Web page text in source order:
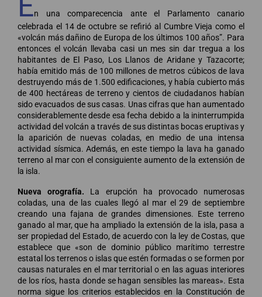
n una comparecencia ante el Parlamento canario
celebrada el 14 de octubre se refirió al Cumbre Vieja como el
«volcán más dañino de Europa de los últimos 100 años”. Para
entonces el volcán llevaba casi un mes sin dar tregua a los
habitantes de El Paso, Los Llanos de Aridane y Tazacorte;
había emitido más de 100 millones de metros cúbicos de lava
destruyendo más de 1.500 edificaciones, y había cubierto más
de 400 hectáreas de terreno y cientos de ciudadanos habían
sido evacuados de sus casas. Unas cifras que han aumentado
considerablemente desde esa fecha debido a la ininterrumpida
actividad del volcán a través de sus distintas bocas eruptivas y
la aparición de nuevas coladas, en medio de una intensa
actividad sísmica. Además, en este tiempo la lava ha ganado
terreno al mar con el consiguiente aumento de la extensión de
la isla.
Nueva orografía. La erupción ha provocado numerosas
coladas, una de las cuales llegó al mar el 29 de septiembre
creando una fajana de grandes dimensiones. Este terreno
ganado al mar, que ha ampliado la extensión de la isla, pasa a
ser propiedad del Estado, de acuerdo con la ley de Costas, que
establece que «son de dominio público marítimo terrestre
estatal los terrenos o islas que estén formadas o se formen por
causas naturales en el mar territorial o en las aguas interiores
de los ríos, hasta donde se hagan sensibles las mareas». Esta
norma sigue los criterios establecidos en la Constitución de